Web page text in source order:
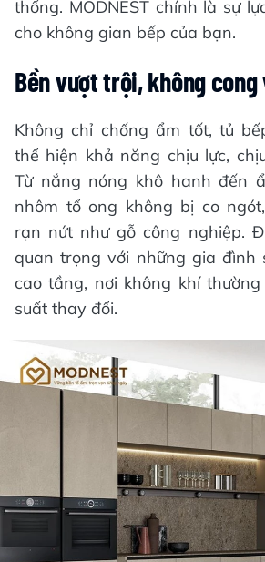
thống. MODNEST chính là sự
cho không gian bếp của bạn.
Bền vượt trội, không cong
Không chỉ chống ẩm tốt, tủ
thể hiện khả năng chịu lực,
Từ nắng nóng khô hanh đến
nhôm tổ ong không bị co
rạn nứt như gỗ công nghiệp.
quan trọng với những gia đình
cao tầng, nơi không khí
suất thay đổi.